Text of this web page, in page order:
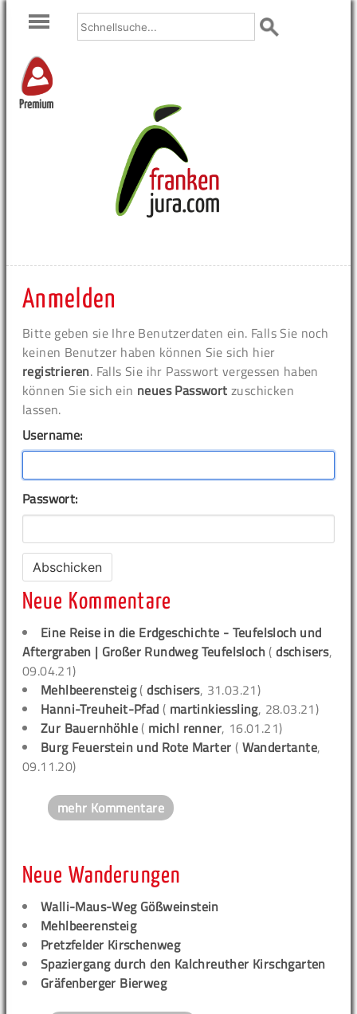
Premium
Anmelden
Bitte geben sie Ihre Benutzerdaten ein. Falls Sie noch
keinen Benutzer haben können Sie sich hier
registrieren. Falls Sie ihr Passwort vergessen haben
können Sie sich ein neues Passwort zuschicken
lassen.
Username:
Passwort:
Neue Kommentare
Eine Reise in die Erdgeschichte - Teufelsloch und
Aftergraben | Großer Rundweg Teufelsloch (dschisers,
09.04.21)
Mehlbeerensteig(dschisers, 31.03.21)
Hanni-Treuheit-Pfad ( martinkiessling, 28.03.21)
Zur Bauernhöhle ( michl renner, 16.01.21)
Burg Feuerstein und Rote Marter ( Wandertante,
09.11.20)
mehr Kommentare
Neue Wanderungen
Walli-Maus-Weg Gößweinstein
Mehlbeerensteig
Pretzfelder Kirschenweg
Spaziergang durch den Kalchreuther Kirschgarten
Gräfenberger Bierweg